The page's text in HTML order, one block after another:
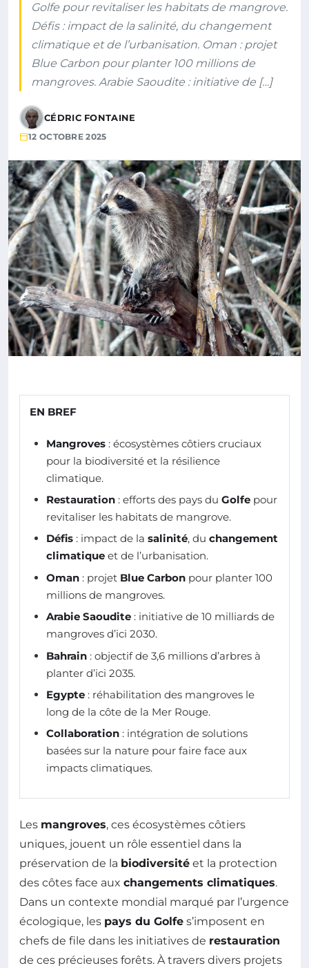
Golfe pour revitaliser les habitats de mangrove.
Défis : impact de la salinité, du changement
climatique et de l’urbanisation. Oman : projet
Blue Carbon pour planter 100 millions de
mangroves. Arabie Saoudite : initiative de […]
CÉDRIC FONTAINE
12 OCTOBRE 2025
EN BREF
Mangroves : écosystèmes côtiers cruciaux
pour la biodiversité et la résilience
climatique.
Restauration : efforts des pays du Golfe pour
revitaliser les habitats de mangrove.
Défis : impact de la salinité, du changement
climatique et de l’urbanisation.
Oman : projet Blue Carbon pour planter 100
millions de mangroves.
Arabie Saoudite : initiative de 10 milliards de
mangroves d’ici 2030.
Bahrain : objectif de 3,6 millions d’arbres à
planter d’ici 2035.
Egypte : réhabilitation des mangroves le
long de la côte de la Mer Rouge.
Collaboration : intégration de solutions
basées sur la nature pour faire face aux
impacts climatiques.
Les mangroves, ces écosystèmes côtiers
uniques, jouent un rôle essentiel dans la
préservation de la biodiversité et la protection
des côtes face aux changements climatiques.
Dans un contexte mondial marqué par l’urgence
écologique, les pays du Golfe s’imposent en
chefs de file dans les initiatives de restauration
de ces précieuses forêts. À travers divers projets